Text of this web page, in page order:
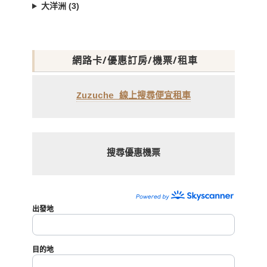
大洋洲 (3)
網路卡/優惠訂房/機票/租車
Zuzuche 線上搜尋便宜租車
搜尋優惠機票